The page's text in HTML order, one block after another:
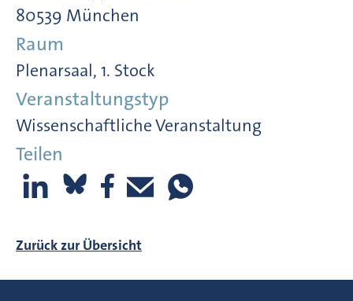
80539 München
Raum
Plenarsaal, 1. Stock
Veranstaltungstyp
Wissenschaftliche Veranstaltung
Teilen
Zurück zur Übersicht